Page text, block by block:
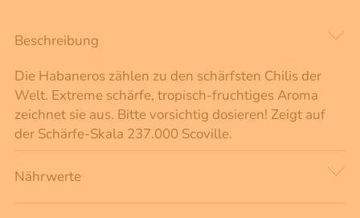
Beschreibung
Die Habaneros zählen zu den schärfsten Chilis der
Welt. Extreme schärfe, tropisch-fruchtiges Aroma
zeichnet sie aus. Bitte vorsichtig dosieren! Zeigt auf
der Schärfe-Skala 237.000 Scoville.
Nährwerte